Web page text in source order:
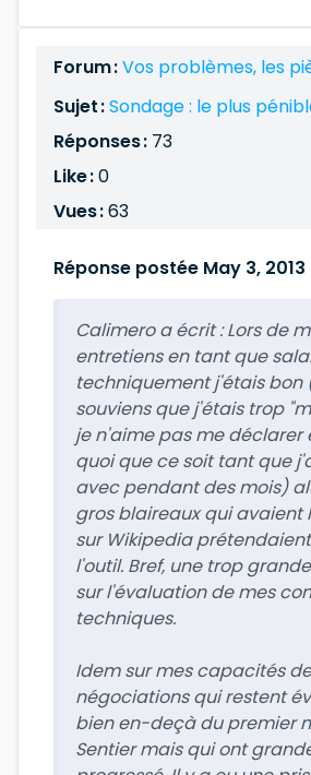
Forum :Vos problèmes, les
Sujet :Sondage : le plus
Réponses : 73
Like :0
Vues :63
Réponse postée May 3, 2013
Calimero a écrit :Lors de
entretiens en tant que
techniquement j'étais bon
souviens que j'étais trop
je n'aime pas me déclarer
quoi que ce soit tant que
avec pendant des mois)
gros blaireaux qui avaient
sur Wikipedia
l'outil. Bref, une trop
sur l'évaluation de mes
techniques.
Idem sur mes capacités de
négociations qui restent
bien en-deçà du premier
Sentier mais qui ont